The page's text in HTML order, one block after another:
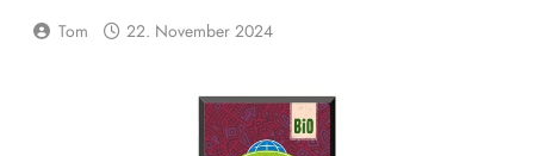
Tom 22. November 2024